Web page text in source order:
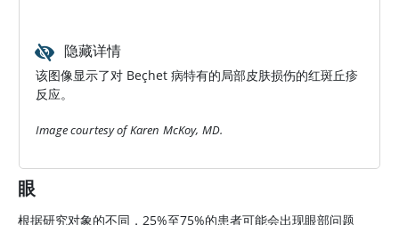
隐藏详情
该图像显示了对 Beçhet 病特有的局部皮肤损伤的红斑丘疹
反应。
Image courtesy of Karen McKoy, MD.
眼
根据研究对象的不同，25%至75%的患者可能会出现眼部问题